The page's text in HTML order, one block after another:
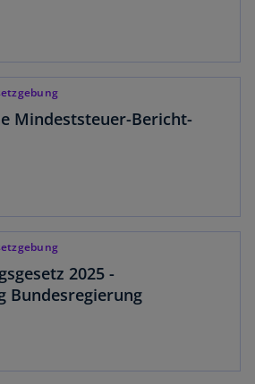
Mindeststeuer-Bericht-
2025 -
Bundesregierung